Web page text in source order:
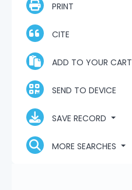
PRINT
CITE
ADD TO YOUR CART
SEND TO DEVICE
SAVE RECORD
MORE SEARCHES